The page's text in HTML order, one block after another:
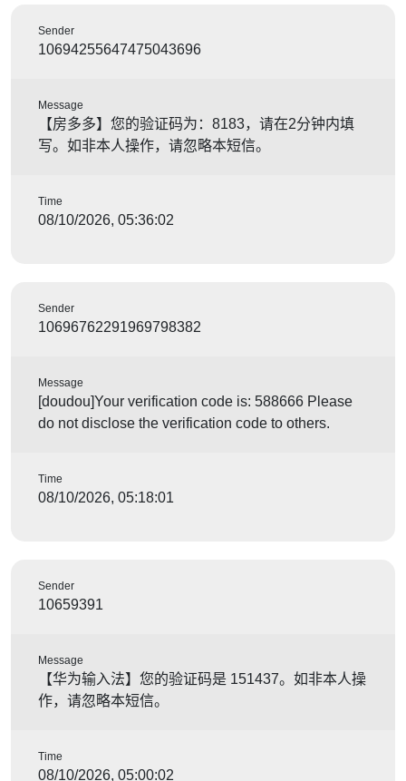
Sender
10694255647475043696
Message
【房多多】您的验证码为：8183，请在2分钟内填
写。如非本人操作，请忽略本短信。
Time
08/10/2026, 05:36:02
Sender
10696762291969798382
Message
[doudou]Your verification code is: 588666 Please
do not disclose the verification code to others.
Time
08/10/2026, 05:18:01
Sender
10659391
Message
【华为输入法】您的验证码是 151437。如非本人操
作，请忽略本短信。
Time
08/10/2026, 05:00:02